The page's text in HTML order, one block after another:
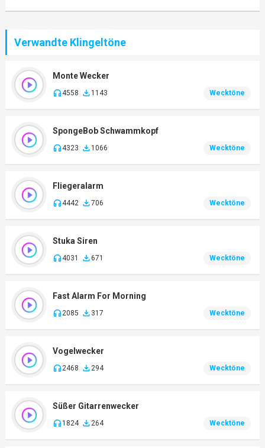
Verwandte Klingeltöne
Monte Wecker
4558 1143 Wecktöne
SpongeBob Schwammkopf
4323 1066 Wecktöne
Fliegeralarm
4442 706 Wecktöne
Stuka Siren
4031 671 Wecktöne
Fast Alarm For Morning
2085 317 Wecktöne
Vogelwecker
2468 294 Wecktöne
Süßer Gitarrenwecker
1824 264 Wecktöne